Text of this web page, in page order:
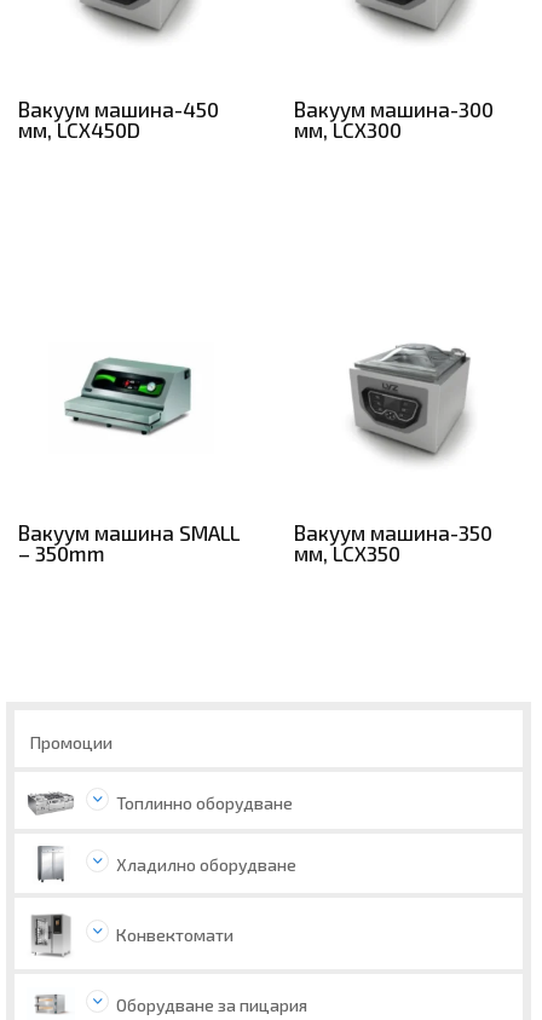
Вакуум машина-450
мм, LCX450D
Вакуум машина-300
мм, LCX300
Вакуум машина SMALL
– 350mm
Вакуум машина-350
мм, LCX350
Промоции
Топлинно оборудване
Хладилно оборудване
Конвектомати
Оборудване за пицария